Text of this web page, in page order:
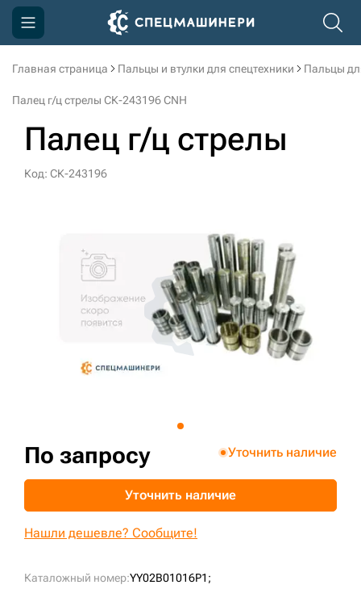
Главная страница Пальцы и втулки для спецтехники Пальцы
Палец г/ц стрелы СК-243196 CNH
Палец г/ц стрелы
Код: СК-243196
Каталожный номер:YY02B01016P1;
По запросу Уточнить наличие
Уточнить наличие
Нашли дешевле? Сообщите!
Компания
Доставка и оплата
Информация
3D тур по производству
3D тур по складам
+7 (499) 394-50-93